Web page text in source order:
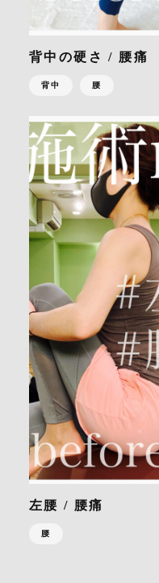
背中の硬さ / 腰痛
背中 腰
左腰 / 腰痛
腰